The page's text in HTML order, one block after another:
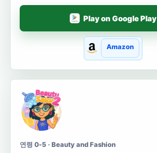
Play on Google Play
Amazon
연령 0-5 · Beauty and Fashion